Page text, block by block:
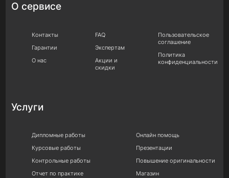
О сервисе
Контакты
Гарантии
О нас
FAQ
Экспертам
Акции и
скидки
Пользовательское
соглашение
Политика
конфиденциальности
Услуги
Дипломные работы
Курсовые работы
Контрольные работы
Отчет по практике
Онлайн помощь
Презентации
Повышение оригинальности
Магазин